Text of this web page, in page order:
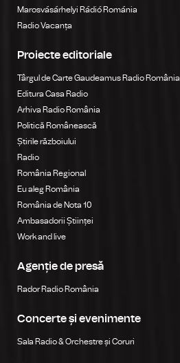
Marosvásárhelyi Rádió Románia
Radio Vacanța
Proiecte editoriale
Târgul de Carte Gaudeamus Radio România
Editura Casa Radio
Arhiva Radio România
Politică Românească
Știrile războiului
Radio
România Regional
Eu aleg România
România de Nota 10
Ambasadorii Științei
Work and live
Agenție de presă
Rador Radio România
Concerte și evenimente
Sala Radio & Orchestre și Coruri